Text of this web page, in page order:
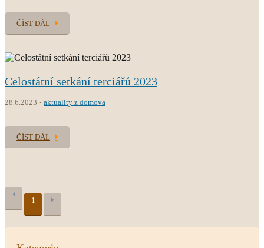
ČÍST DÁL
Celostátní setkání terciářů 2023
28.6.2023 aktuality z domova
ČÍST DÁL
1